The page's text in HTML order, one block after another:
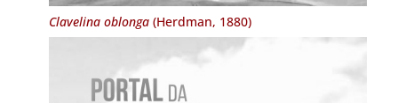
Clavelina oblonga(Herdman, 1880)